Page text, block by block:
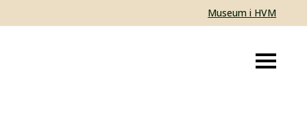
Museum i HVM